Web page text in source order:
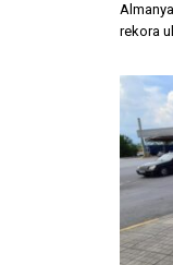
rekora